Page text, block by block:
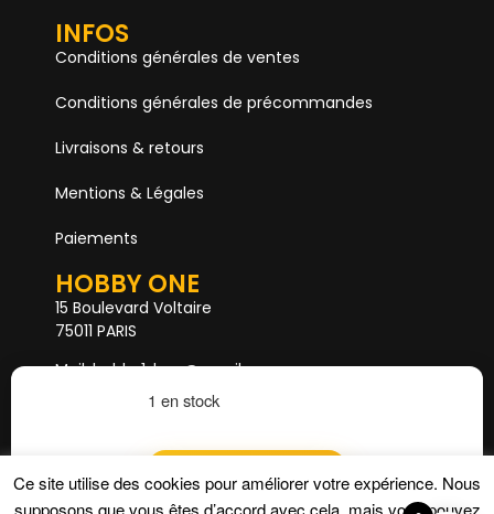
1 en stock
Ajouter au panier
INFOS
Conditions générales de ventes
Conditions générales de précommandes
Livraisons & retours
Mentions & Légales
Paiements
HOBBY ONE
15 Boulevard Voltaire
75011 PARIS
Mail. hobby1shop@gmail.com
Tél. 01 402 11 402
NOUS SUIVRE
Ce site utilise des cookies pour améliorer votre expérience. Nous
supposons que vous êtes d’accord avec cela, mais vous pouvez